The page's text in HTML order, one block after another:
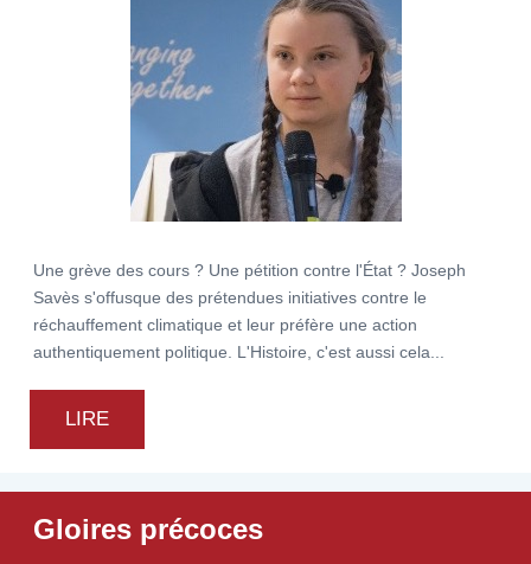
Une grève des cours ? Une pétition contre l'État ? Joseph
Savès s'offusque des prétendues initiatives contre le
réchauffement climatique et leur préfère une action
authentiquement politique. L'Histoire, c'est aussi cela...
LIRE
Gloires précoces